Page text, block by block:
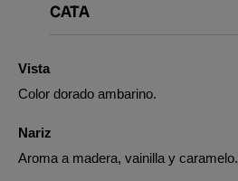
CATA
Vista
Color dorado ambarino.
Nariz
Aroma a madera, vainilla y caramelo.